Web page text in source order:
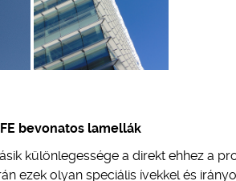
bevonatos lamellák
különlegessége a direkt ehhez a
ezek olyan speciális ívekkel és